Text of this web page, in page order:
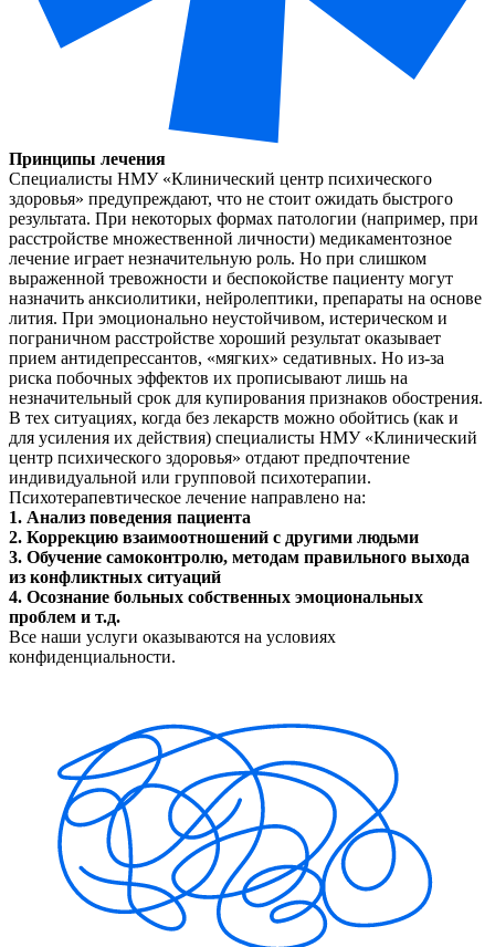
Принципы лечения
Специалисты НМУ «Клинический центр психического
здоровья» предупреждают, что не стоит ожидать быстрого
результата. При некоторых формах патологии (например, при
расстройстве множественной личности) медикаментозное
лечение играет незначительную роль. Но при слишком
выраженной тревожности и беспокойстве пациенту могут
назначить анксиолитики, нейролептики, препараты на основе
лития. При эмоционально неустойчивом, истерическом и
пограничном расстройстве хороший результат оказывает
прием антидепрессантов, «мягких» седативных. Но из-за
риска побочных эффектов их прописывают лишь на
незначительный срок для купирования признаков обострения.
В тех ситуациях, когда без лекарств можно обойтись (как и
для усиления их действия) специалисты НМУ «Клинический
центр психического здоровья» отдают предпочтение
индивидуальной или групповой психотерапии.
Психотерапевтическое лечение направлено на:
1. Анализ поведения пациента
2. Коррекцию взаимоотношений с другими людьми
3. Обучение самоконтролю, методам правильного выхода
из конфликтных ситуаций
4. Осознание больных собственных эмоциональных
проблем и т.д.
Все наши услуги оказываются на условиях
конфиденциальности.